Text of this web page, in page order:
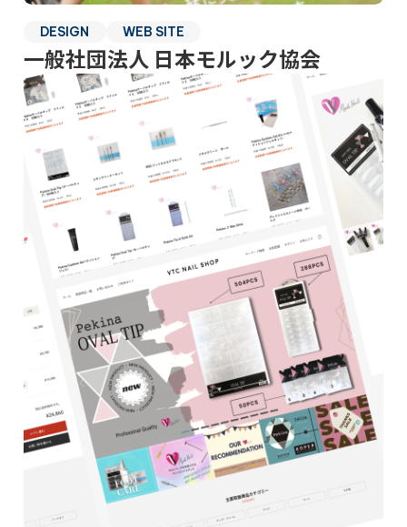
DESIGN WEB SITE
一般社団法人 日本モルック協会